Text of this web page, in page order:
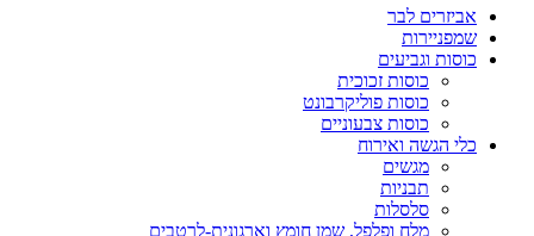
אביזרים לבר
שמפניירות
כוסות וגביעים
כוסות זכוכית
כוסות פוליקרבונט
כוסות צבעוניים
כלי הגשה ואירוח
מגשים
תבניות
סלסלות
מלח ופלפל, שמן חומץ וארגונית-לרטבים